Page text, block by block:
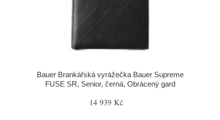
Bauer Brankářská vyrážečka Bauer Supreme
FUSE SR, Senior, černá, Obrácený gard
14 939 Kč